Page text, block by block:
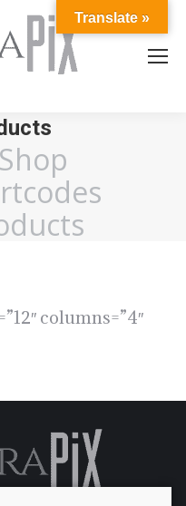
Shop
columns=”4″
Translate »